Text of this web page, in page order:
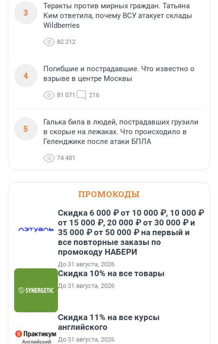
3
Теракты против мирных граждан. Татьяна
Ким ответила, почему ВСУ атакует склады
Wildberries
82 212
4
Погибшие и пострадавшие. Что известно о
взрыве в центре Москвы
81 071 216
5
Галька била в людей, пострадавших грузили
в скорые на лежаках. Что происходило в
Геленджике после атаки БПЛА
74 481
ПРОМОКОДЫ
Скидка 6 000 ₽ от 10 000 ₽, 10 000 ₽
от 15 000 ₽, 20 000 ₽ от 30 000 ₽ и
35 000 ₽ от 50 000 ₽ на первый и
все повторные заказы по
промокоду НАБЕРИ
До 31 августа, 2026
Скидка 10% на все товары
До 31 августа, 2026
Скидка 11% на все курсы
английского
До 31 августа, 2026